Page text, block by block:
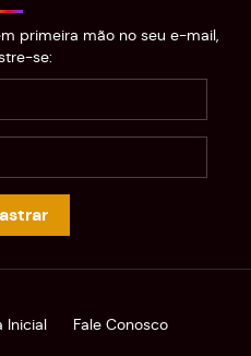
primeira mão no seu e-mail,
se:
Inicial Fale Conosco